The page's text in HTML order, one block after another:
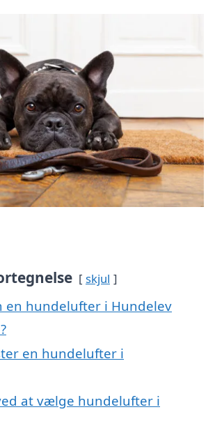
skjul
en hundelufter i Hundelev
en hundelufter i
at vælge hundelufter i